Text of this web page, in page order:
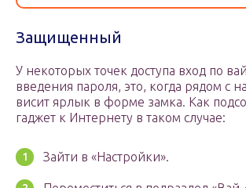
Защищенный
У некоторых точек доступа вход по
введения пароля, это, когда рядом с
висит ярлык в форме замка. Как
гаджет к Интернету в таком случае:
Зайти в «Настройки».